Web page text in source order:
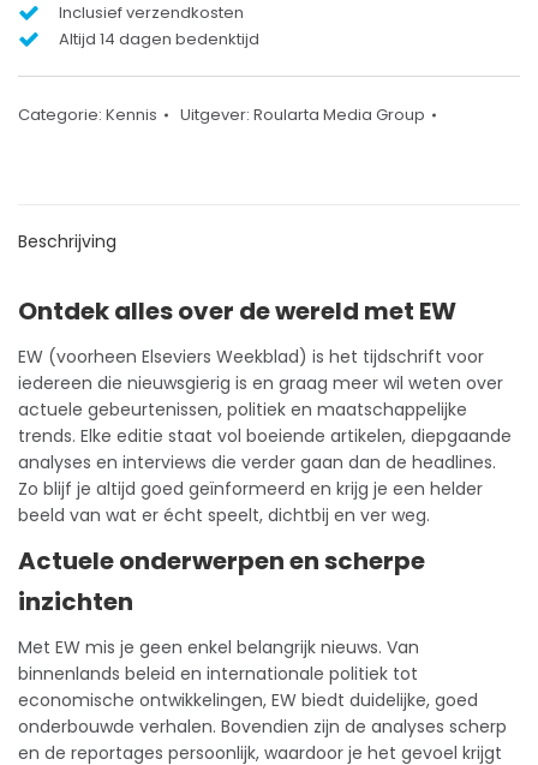
Inclusief verzendkosten
Altijd 14 dagen bedenktijd
Categorie: Kennis Uitgever: Roularta Media Group
Beschrijving
Ontdek alles over de wereld met EW
EW (voorheen Elseviers Weekblad) is het tijdschrift voor
iedereen die nieuwsgierig is en graag meer wil weten over
actuele gebeurtenissen, politiek en maatschappelijke
trends. Elke editie staat vol boeiende artikelen, diepgaande
analyses en interviews die verder gaan dan de headlines.
Zo blijf je altijd goed geïnformeerd en krijg je een helder
beeld van wat er écht speelt, dichtbij en ver weg.
Actuele onderwerpen en scherpe
inzichten
Met EW mis je geen enkel belangrijk nieuws. Van
binnenlands beleid en internationale politiek tot
economische ontwikkelingen, EW biedt duidelijke, goed
onderbouwde verhalen. Bovendien zijn de analyses scherp
en de reportages persoonlijk, waardoor je het gevoel krijgt